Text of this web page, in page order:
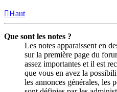
Haut
Que sont les notes ?
Les notes apparaissent en
sur la première page du
assez importantes et il est
que vous en avez la
les annonces générales, les